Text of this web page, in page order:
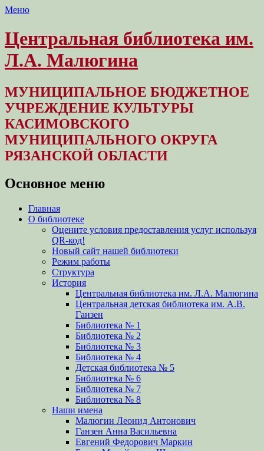
Меню
Центральная библиотека им.
Л.А. Малюгина
МУНИЦИПАЛЬНОЕ БЮДЖЕТНОЕ
УЧРЕЖДЕНИЕ КУЛЬТУРЫ
КАСИМОВСКОГО
МУНИЦИПАЛЬНОГО ОКРУГА
РЯЗАНСКОЙ ОБЛАСТИ
Основное меню
Перейти
содержимому
Главная
О библиотеке
Оцените условия предоставления услуг используя
QR-код!
Новый сайт нашей библиотеки
Режим работы
Структура
История
Центральная библиотека им. Л.А. Малюгина
Центральная детская библиотека им. А.В.
Ганзен
Библиотека № 1
Библиотека № 2
Библиотека № 3
Библиотека № 4
Детская библиотека № 5
Библиотека № 6
Библиотека № 7
Библиотека № 8
Наши имена
Малюгин Леонид Антонович
Ганзен Анна Васильевна
Евгений Федорович Маркин